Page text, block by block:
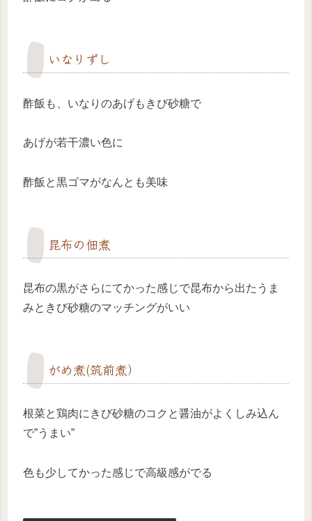
いなりずし
酢飯も、いなりのあげもきび砂糖で
あげが若干濃い色に
酢飯と黒ゴマがなんとも美味
昆布の佃煮
昆布の黒がさらにてかった感じで昆布から出たうま
みときび砂糖のマッチングがいい
がめ煮(筑前煮）
根菜と鶏肉にきび砂糖のコクと醤油がよくしみ込ん
で”うまい”
色も少してかった感じで高級感がでる